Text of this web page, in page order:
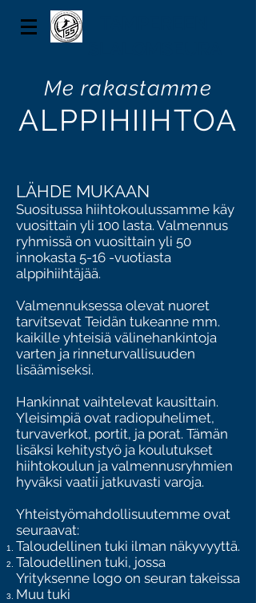
Me rakastamme
ALPPIHIIHTOA
LÄHDE MUKAAN
Suositussa hiihtokoulussamme käy
vuosittain yli 100 lasta. Valmennus
ryhmissä on vuosittain yli 50
innokasta 5-16 -vuotiasta
alppihiihtäjää.
Valmennuksessa olevat nuoret
tarvitsevat Teidän tukeanne mm.
kaikille yhteisiä välinehankintoja
varten ja rinneturvallisuuden
lisäämiseksi.
Hankinnat vaihtelevat kausittain.
Yleisimpiä ovat radiopuhelimet,
turvaverkot, portit, ja porat. Tämän
lisäksi kehitystyö ja koulutukset
hiihtokoulun ja valmennusryhmien
hyväksi vaatii jatkuvasti varoja.
Yhteistyömahdollisuutemme ovat
seuraavat:
Taloudellinen tuki ilman näkyvyyttä.
Taloudellinen tuki, jossa
Yrityksenne logo on seuran takeissa
Muu tuki